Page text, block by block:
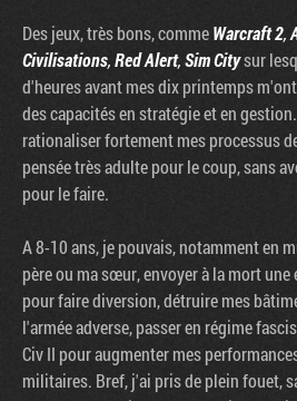
Des jeux, très bons, commeWarcraft 2,
Civilisations,Red Alert,Sim Citysur
d'heures avant mes dix printemps
des capacités en stratégie et en
rationaliser fortement mes processus
pensée très adulte pour le coup, sans
pour le faire.
A 8-10 ans, je pouvais, notamment en
père ou ma sœur, envoyer à la mort une
pour faire diversion, détruire mes
l'armée adverse, passer en régime
Civ II pour augmenter mes
militaires. Bref, j'ai pris de plein fouet,